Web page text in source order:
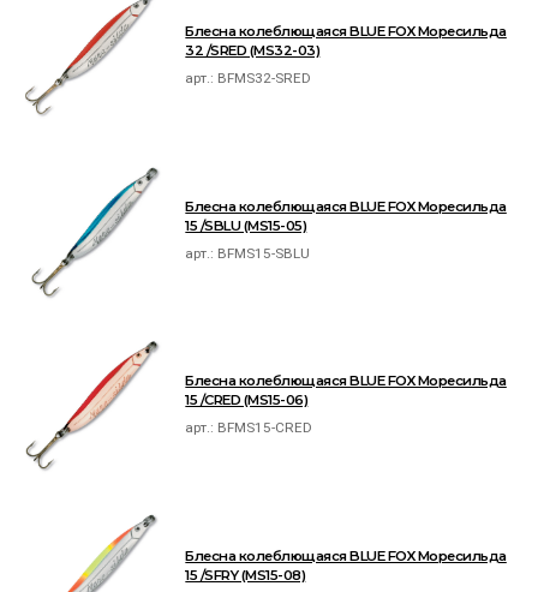
Блесна колеблющаяся BLUE FOX Моресильда
32 /SRED (MS32-03)
арт.: BFMS32-SRED
Блесна колеблющаяся BLUE FOX Моресильда
15 /SBLU (MS15-05)
арт.: BFMS15-SBLU
Блесна колеблющаяся BLUE FOX Моресильда
15 /CRED (MS15-06)
арт.: BFMS15-CRED
Блесна колеблющаяся BLUE FOX Моресильда
15 /SFRY (MS15-08)